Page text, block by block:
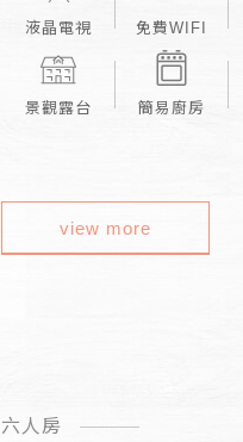
液晶電視 免費WIFI
景觀露台 簡易廚房
view more
六人房